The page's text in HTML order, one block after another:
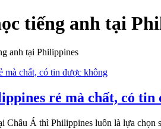
tiếng anh tại
anh tại Philippines
rẻ mà chất, có tin
Châu Á thì Philippines luôn là lựa chọn